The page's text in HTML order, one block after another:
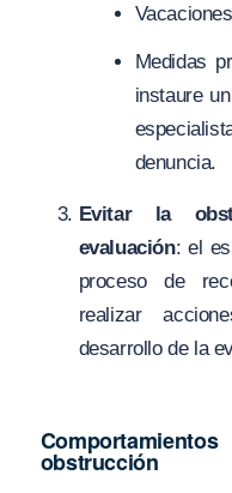
Medidas
instaure
denuncia.
Evitar la
evaluación: el
proceso de
realizar
desarrollo de la
obstrucción